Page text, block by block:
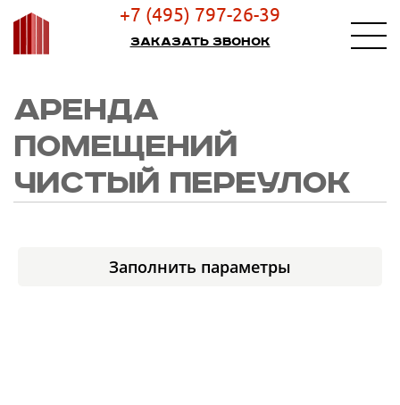
+7 (495) 797-26-39
Заказать звонок
АРЕНДА
ПОМЕЩЕНИЙ
ЧИСТЫЙ ПЕРЕУЛОК
Заполнить параметры